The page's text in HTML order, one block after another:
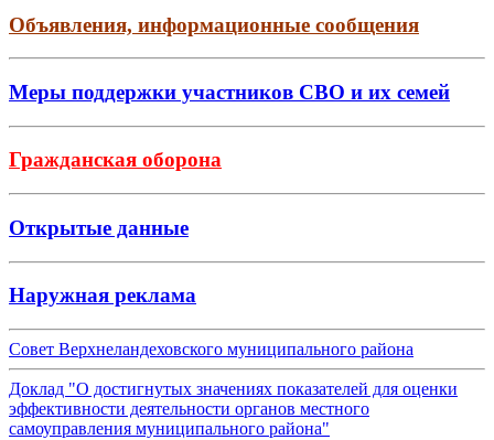
Объявления, информационные сообщения
Меры поддержки участников СВО и их семей
Гражданская оборона
Открытые данные
Наружная реклама
Совет Верхнеландеховского муниципального района
Доклад "О достигнутых значениях показателей для оценки
эффективности деятельности органов местного
самоуправления муниципального района"